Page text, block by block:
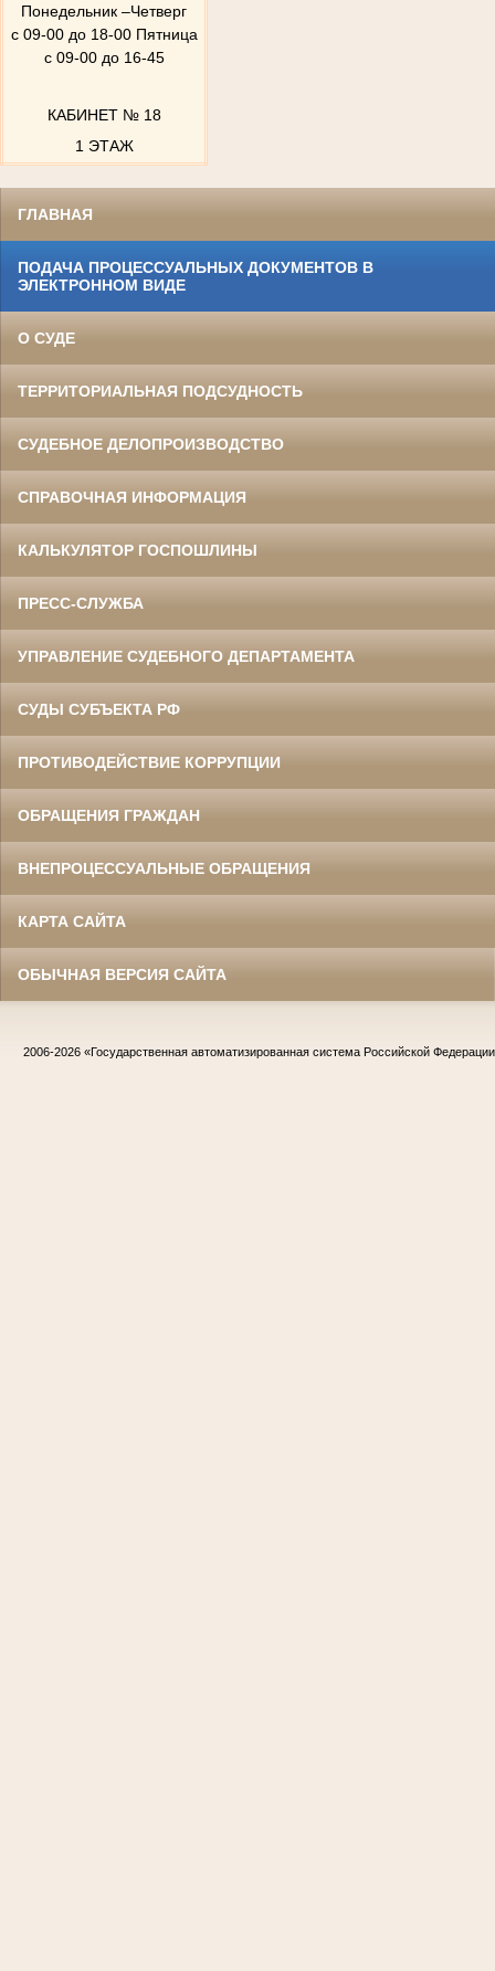
Понедельник –Четверг
с 09-00 до 18-00 Пятница
с 09-00 до 16-45
КАБИНЕТ № 18
1 ЭТАЖ
ГЛАВНАЯ
ПОДАЧА ПРОЦЕССУАЛЬНЫХ ДОКУМЕНТОВ В
ЭЛЕКТРОННОМ ВИДЕ
О СУДЕ
ТЕРРИТОРИАЛЬНАЯ ПОДСУДНОСТЬ
СУДЕБНОЕ ДЕЛОПРОИЗВОДСТВО
СПРАВОЧНАЯ ИНФОРМАЦИЯ
КАЛЬКУЛЯТОР ГОСПОШЛИНЫ
ПРЕСС-СЛУЖБА
УПРАВЛЕНИЕ СУДЕБНОГО ДЕПАРТАМЕНТА
СУДЫ СУБЪЕКТА РФ
ПРОТИВОДЕЙСТВИЕ КОРРУПЦИИ
ОБРАЩЕНИЯ ГРАЖДАН
ВНЕПРОЦЕССУАЛЬНЫЕ ОБРАЩЕНИЯ
КАРТА САЙТА
ОБЫЧНАЯ ВЕРСИЯ САЙТА
2006-2026 «Государственная автоматизированная система Российской